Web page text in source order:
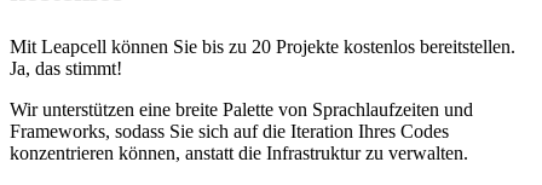
Mit Leapcell können Sie bis zu 20 Projekte kostenlos bereitstellen.
Ja, das stimmt!
Wir unterstützen eine breite Palette von Sprachlaufzeiten und
Frameworks, sodass Sie sich auf die Iteration Ihres Codes
konzentrieren können, anstatt die Infrastruktur zu verwalten.